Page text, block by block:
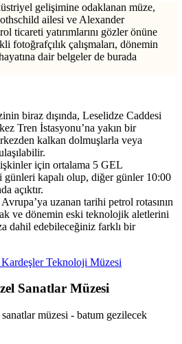
gelişimine odaklanan müze,
ailesi ve Alexander
ticareti yatırımlarını gözler önüne
fotoğrafçılık çalışmaları, dönemin
dair belgeler de burada
biraz dışında, Leselidze Caddesi
Tren İstasyonu’na yakın bir
kalkan dolmuşlarla veya
için ortalama 5 GEL
günleri kapalı olup, diğer günler 10:00
açıktır.
uzanan tarihi petrol rotasının
ve dönemin eski teknolojik aletlerini
dahil edebileceğiniz farklı bir
Teknoloji Müzesi
Sanatlar Müzesi